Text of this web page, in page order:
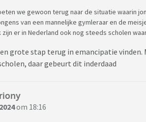
we gewoon terug naar de situatie waarin
van een mannelijke gymleraar en de
zijn er in Nederland ook nog steeds scholen
grote stap terug in emancipatie
daar gebeurt dit inderdaad
om 18:16